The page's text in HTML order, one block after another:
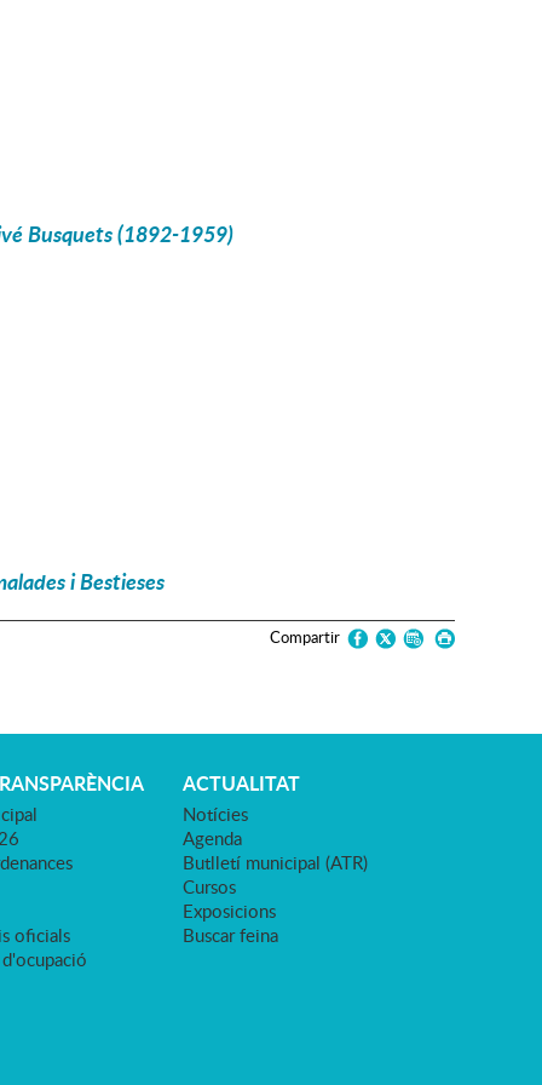
Busquets (1892-1959)
i Bestieses
Compartir
oficials
ACTUALITAT
Notícies
Agenda
Butlletí municipal (ATR)
Cursos
Exposicions
Buscar feina